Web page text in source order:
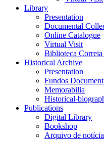
Library
Presentation
Documental
Online Catalogue
Virtual Visit
Biblioteca Correia
Historical Archive
Presentation
Fundos
Memorabilia
Historical-
Publications
Digital Library
Bookshop
Arquivo de